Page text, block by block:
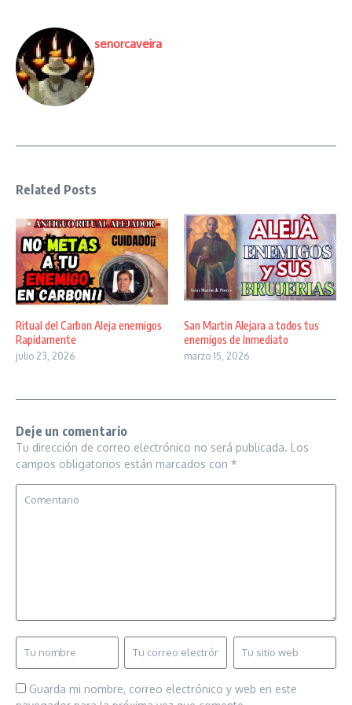
senorcaveira
Related Posts
Ritual del Carbon Aleja enemigos
Rapidamente
julio 23, 2026
San Martin Alejara a todos tus
enemigos de Inmediato
marzo 15, 2026
Deje un comentario
Tu dirección de correo electrónico no será publicada. Los
campos obligatorios están marcados con *
Guarda mi nombre, correo electrónico y web en este